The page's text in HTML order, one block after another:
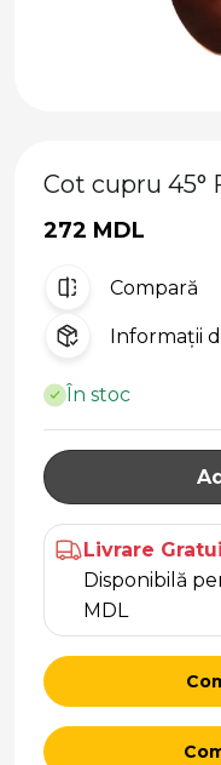
Cot cupru 45°
272 MDL
Compară
Informații
În stoc
Livrare
Disponibilă
MDL